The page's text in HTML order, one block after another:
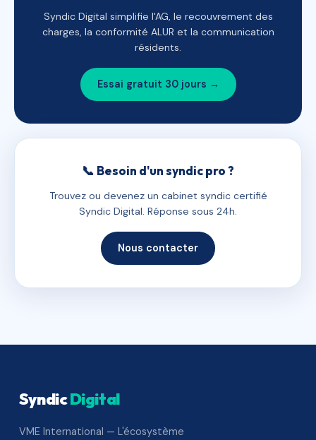
Syndic Digital simplifie l'AG, le recouvrement des
charges, la conformité ALUR et la communication
résidents.
Essai gratuit 30 jours →
📞 Besoin d'un syndic pro ?
Trouvez ou devenez un cabinet syndic certifié
Syndic Digital. Réponse sous 24h.
Nous contacter
SyndicDigital
VME International — L'écosystème